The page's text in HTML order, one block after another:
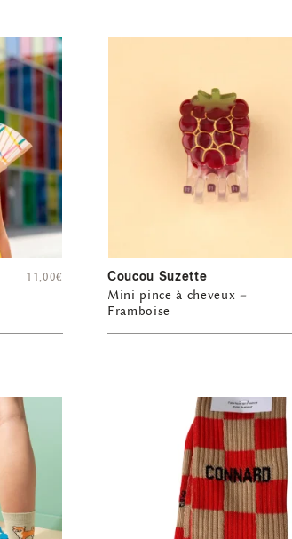
11,00€ Coucou Suzette
Mini pince à cheveux –
Framboise